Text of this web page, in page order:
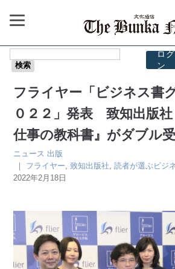
ロ
ン
フライヤー「ビジネス書
０２２」発表 致知出版社
仕事の教科書』がダブル
ニュース 出版
｜ フライヤー ,致知出版社 ,読者が選ぶビジ
2022年2月18日